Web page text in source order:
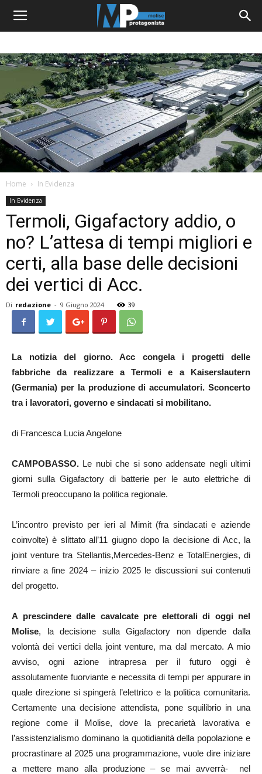
Home In Evidenza
In Evidenza
Termoli, Gigafactory addio, o
no? L’attesa di tempi migliori e
certi, alla base delle decisioni
dei vertici di Acc.
Di redazione - 9 Giugno 2024 39
La notizia del giorno. Acc congela i progetti delle
fabbriche da realizzare a Termoli e a Kaiserslautern
(Germania) per la produzione di accumulatori. Sconcerto
tra i lavoratori, governo e sindacati si mobilitano.
di Francesca Lucia Angelone
CAMPOBASSO. Le nubi che si sono addensate negli ultimi
giorni sulla Gigafactory di batterie per le auto elettriche di
Termoli preoccupano la politica regionale.
L’incontro previsto per ieri al Mimit (fra sindacati e aziende
coinvolte) è slittato all’11 giugno dopo la decisione di Acc, la
joint venture tra Stellantis,Mercedes-Benz e TotalEnergies, di
rinviare a fine 2024 – inizio 2025 le discussioni sui contenuti
del progetto.
A prescindere dalle cavalcate pre elettorali di oggi nel
Molise, la decisione sulla Gigafactory non dipende dalla
volontà dei vertici della joint venture, ma dal mercato. A mio
avviso, ogni azione intrapresa per il futuro oggi è
assolutamente fuorviante e necessita di tempi per appurare in
quale direzione si spingerà l’elettrico e la politica comunitaria.
Certamente una decisione attendista, pone squilibrio in una
regione come il Molise, dove la precarietà lavorativa e
l’assistenzialismo dominano la quotidianità della popolazione e
procrastinare al 2025 una programmazione, vuole dire iniziare
a mettere mano alla produzione – se mai avverrà- nel